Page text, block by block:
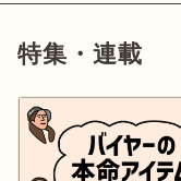
特集・連載